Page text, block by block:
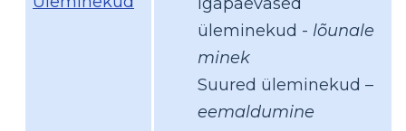
üleminekud - lõunale
minek
Suured üleminekud –
eemaldumine